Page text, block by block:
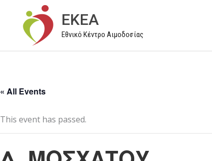
περιεχόμενο
EKEA
Εθνικό Κέντρο Αιμοδοσίας
« All Events
This event has passed.